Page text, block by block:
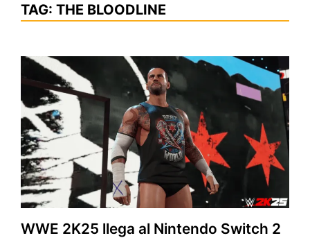
TAG: THE BLOODLINE
WWE 2K25 llega al Nintendo Switch 2